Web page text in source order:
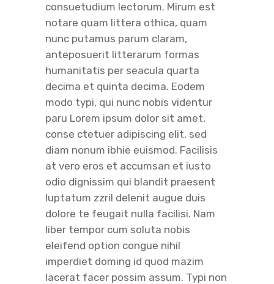
consuetudium lectorum. Mirum est
notare quam littera othica, quam
nunc putamus parum claram,
anteposuerit litterarum formas
humanitatis per seacula quarta
decima et quinta decima. Eodem
modo typi, qui nunc nobis videntur
paru Lorem ipsum dolor sit amet,
conse ctetuer adipiscing elit, sed
diam nonum ibhie euismod. Facilisis
at vero eros et accumsan et iusto
odio dignissim qui blandit praesent
luptatum zzril delenit augue duis
dolore te feugait nulla facilisi. Nam
liber tempor cum soluta nobis
eleifend option congue nihil
imperdiet doming id quod mazim
lacerat facer possim assum. Typi non